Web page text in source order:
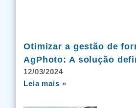
Otimizar a gestão de
AgPhoto: A solução
12/03/2024
Leia mais »